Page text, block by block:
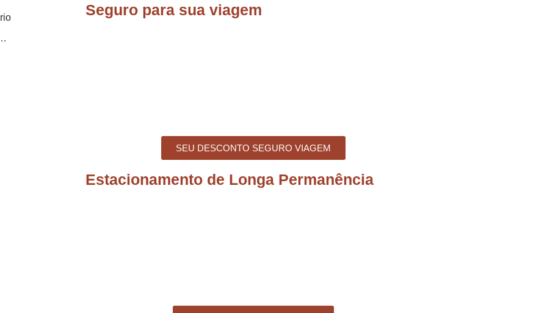
Seguro para sua viagem
SEU DESCONTO SEGURO VIAGEM
Estacionamento de Longa Permanência